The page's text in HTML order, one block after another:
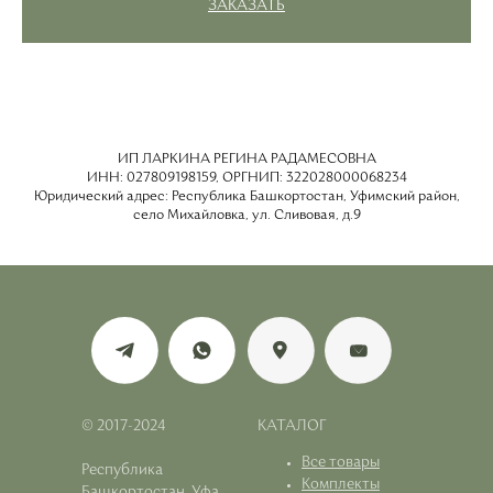
встроенный бюстгальтер с поддержкой) и шортики с деликатным
ЗАКАЗАТЬ
ИП ЛАРКИНА РЕГИНА РАДАМЕСОВНА
ИНН: 027809198159, ОРГНИП: 322028000068234
Юридический адрес: Республика Башкортостан, Уфимский район,
село Михайловка, ул. Сливовая, д.9
© 2017-2024
Республика
КАТАЛОГ
Все товары
Комплекты